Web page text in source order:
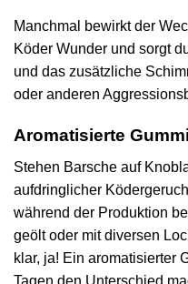
Manchmal bewirkt der
Köder Wunder und sorgt
und das zusätzliche
oder anderen
Aromatisierte
Stehen Barsche auf
aufdringlicher
während der Produktion
geölt oder mit diversen
klar, ja! Ein aromatisierter
Tagen den Unterschied